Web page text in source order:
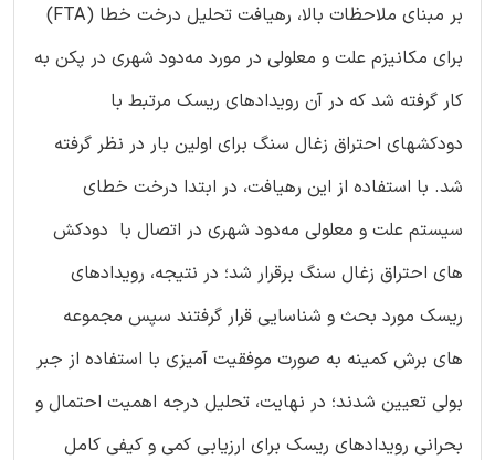
بر مبنای ملاحظات بالا، رهیافت تحلیل درخت خطا (FTA)
برای مکانیزم علت و معلولی در مورد مه‌دود شهری در پکن به
کار گرفته شد که در آن رویدادهای ریسک مرتبط با
دودکشهای احتراق زغال سنگ برای اولین بار در نظر گرفته
شد. با استفاده از این رهیافت، در ابتدا درخت خطای
سیستم علت و معلولی مه‌دود شهری در اتصال با دودکش
های احتراق زغال سنگ برقرار شد؛ در نتیجه، رویدادهای
ریسک مورد بحث و شناسایی قرار گرفتند سپس مجموعه
های برش کمینه به صورت موفقیت آمیزی با استفاده از جبر
بولی تعیین شدند؛ در نهایت، تحلیل درجه اهمیت احتمال و
بحرانی رویدادهای ریسک برای ارزیابی کمی و کیفی کامل